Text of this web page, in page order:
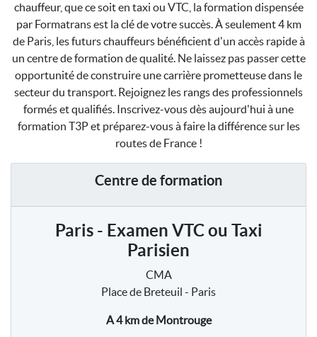
chauffeur, que ce soit en taxi ou VTC, la formation dispensée
par Formatrans est la clé de votre succès. À seulement 4 km
de Paris, les futurs chauffeurs bénéficient d'un accès rapide à
un centre de formation de qualité. Ne laissez pas passer cette
opportunité de construire une carrière prometteuse dans le
secteur du transport. Rejoignez les rangs des professionnels
formés et qualifiés. Inscrivez-vous dès aujourd'hui à une
formation T3P et préparez-vous à faire la différence sur les
routes de France !
Centre de formation
Paris - Examen VTC ou Taxi
Parisien
CMA
Place de Breteuil - Paris
A 4 kmde Montrouge